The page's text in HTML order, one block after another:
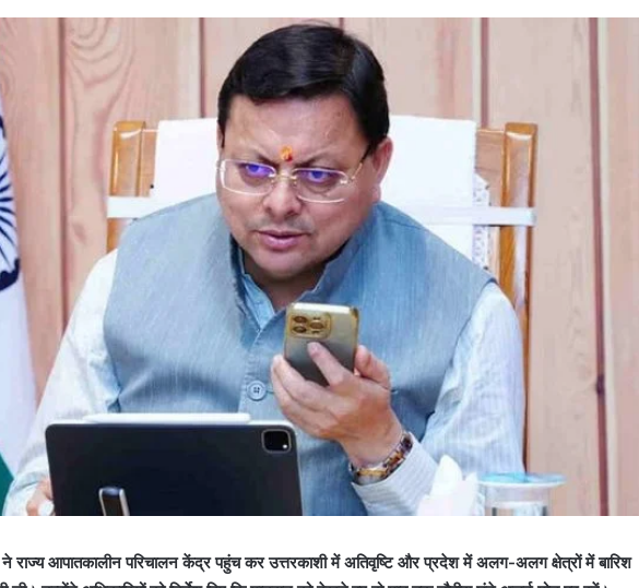
ने राज्य आपातकालीन परिचालन केंद्र पहुंच कर उत्तरकाशी में अतिवृष्टि और प्रदेश में अलग-अलग क्षेत्रों में बारिश